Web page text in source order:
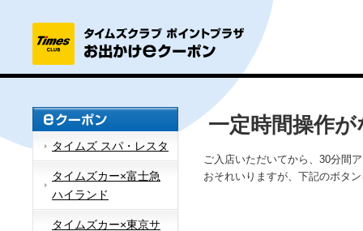
タイムズ スパ・レスタ
タイムズカー×富士急
ハイランド
タイムズカー×東京サ
一定時間操作
ご入店いただいてから、30分間
おそれいりますが、下記のボタ